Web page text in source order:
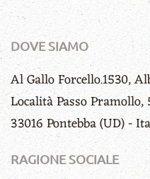
DOVE SIAMO
Al Gallo Forcello.1530,
Località Passo
33016 Pontebba (UD) -
RAGIONE SOCIALE